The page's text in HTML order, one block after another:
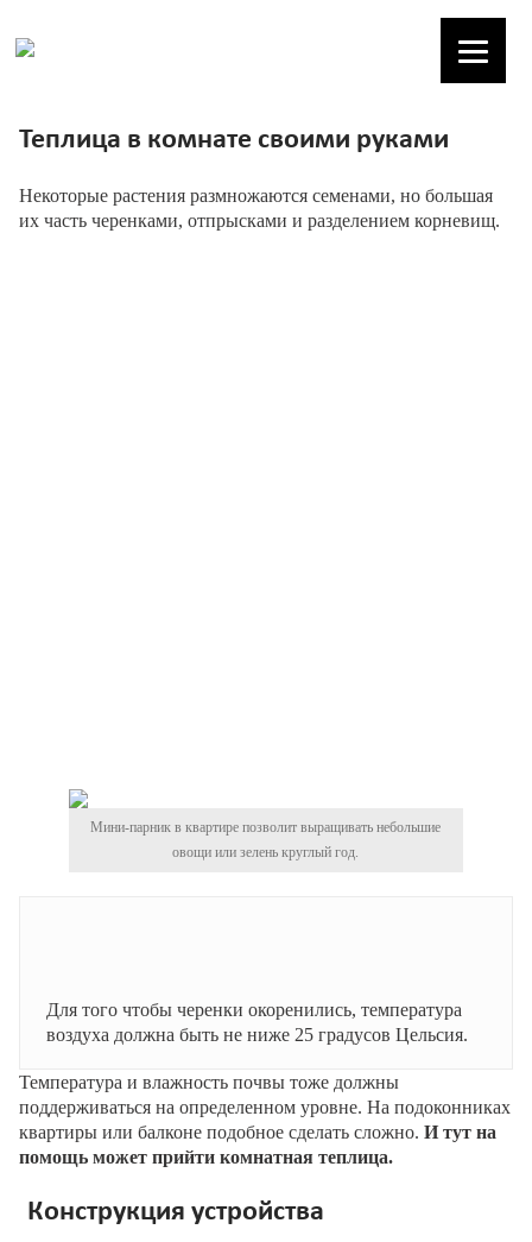
Теплица в комнате своими руками
Некоторые растения размножаются семенами, но большая
их часть черенками, отпрысками и разделением корневищ.
Мини-парник в квартире позволит выращивать небольшие
овощи или зелень круглый год.
Для того чтобы черенки окоренились, температура
воздуха должна быть не ниже 25 градусов Цельсия.
Температура и влажность почвы тоже должны
поддерживаться на определенном уровне. На подоконниках
квартиры или балконе подобное сделать сложно.И тут на
помощь может прийти комнатная теплица.
Конструкция устройства